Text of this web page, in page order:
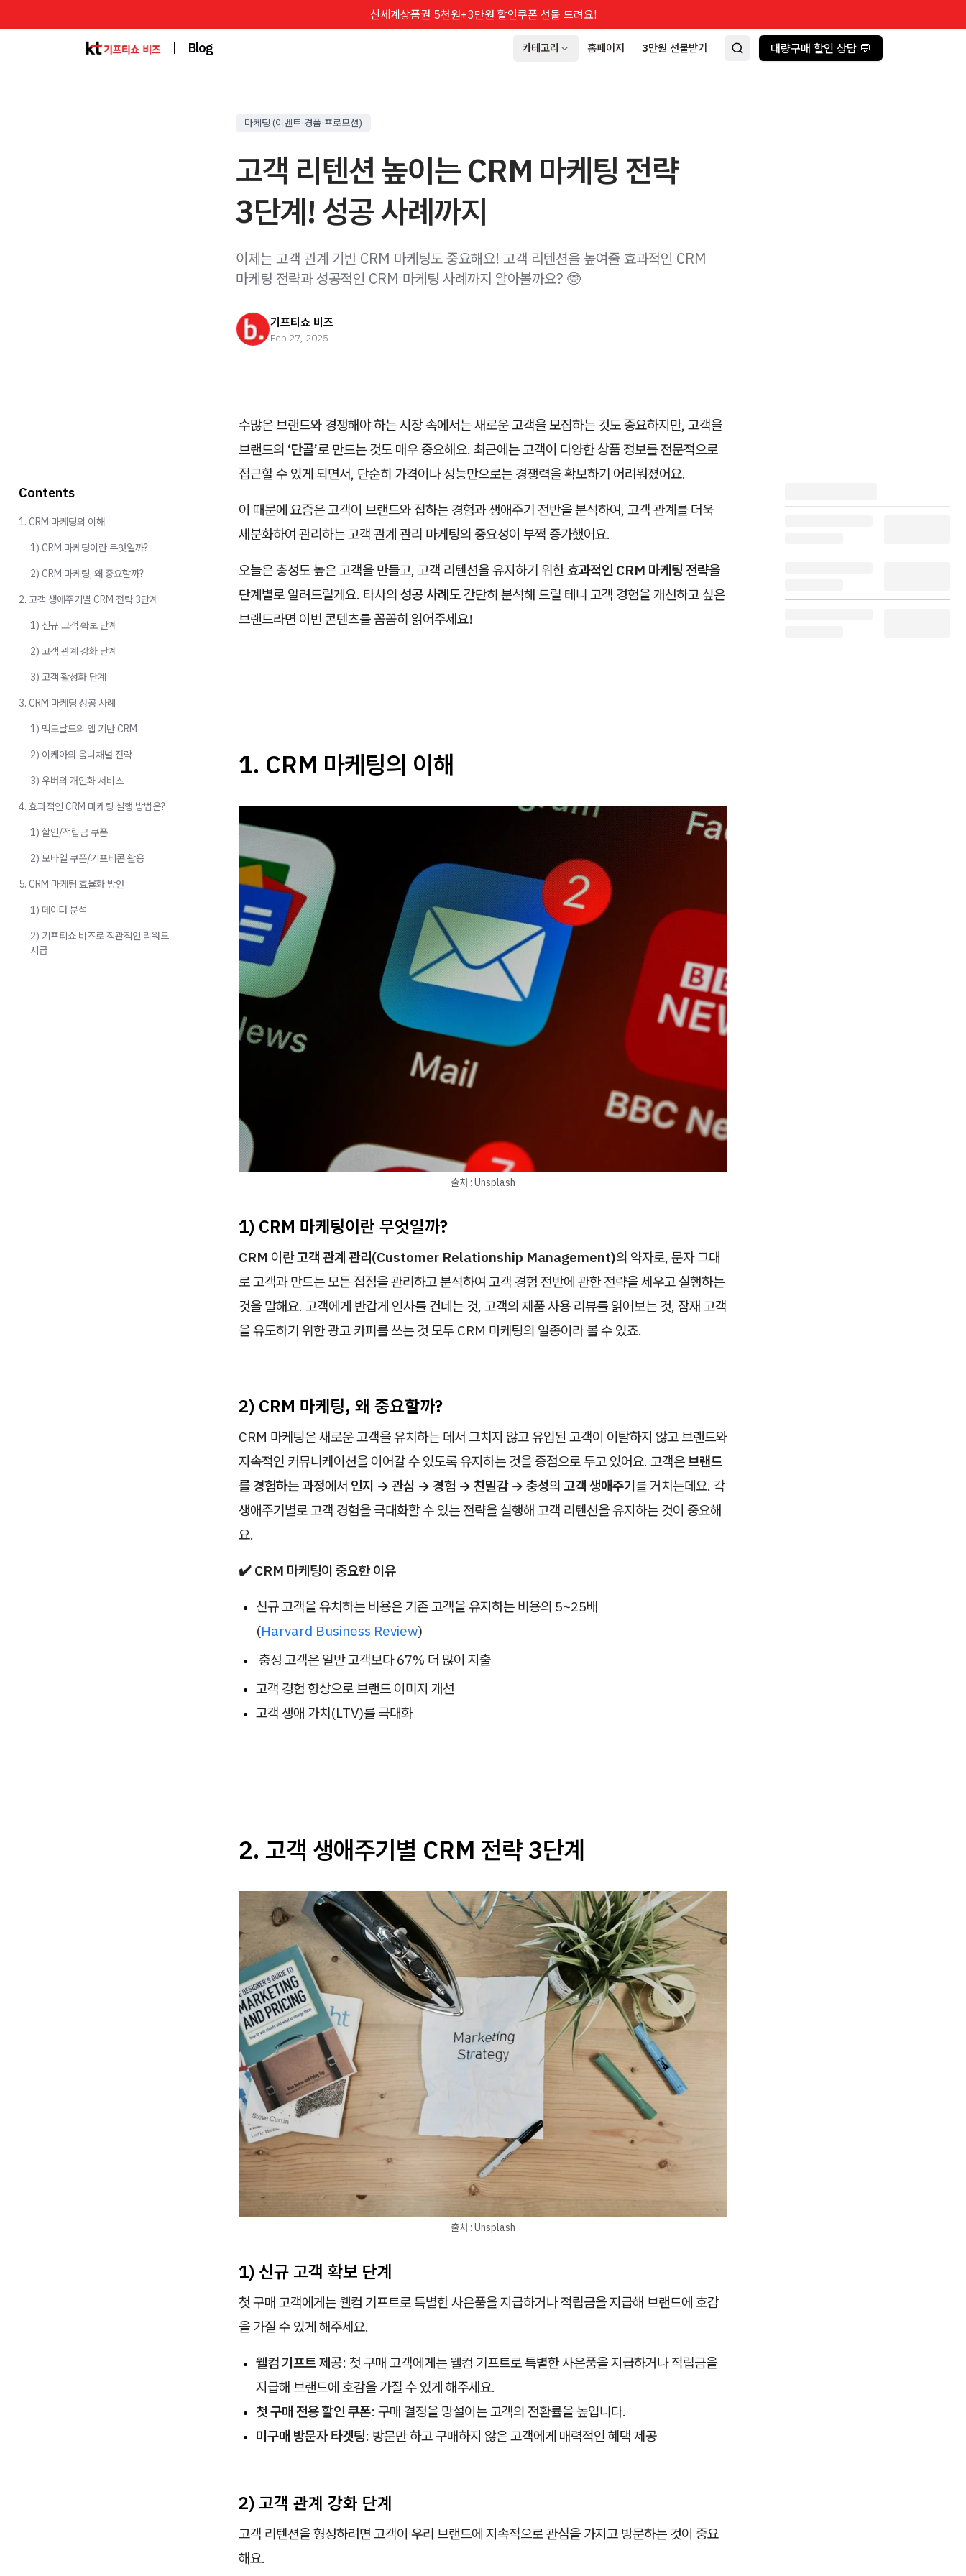
신세계상품권 5천원+3만원 할인쿠폰 선물 드려요!
| Blog 카테고리 홈페이지 3만원 선물받기 대량구매 할인 상담 💬
마케팅 (이벤트·경품·프로모션)
고객 리텐션 높이는 CRM 마케팅 전략
3단계! 성공 사례까지
이제는 고객 관계 기반 CRM 마케팅도 중요해요! 고객 리텐션을 높여줄 효과적인 CRM
마케팅 전략과 성공적인 CRM 마케팅 사례까지 알아볼까요? 🤓
기프티쇼 비즈
Feb 27, 2025
수많은 브랜드와 경쟁해야 하는 시장 속에서는 새로운 고객을 모집하는 것도 중요하지만, 고객을
브랜드의 ‘단골’로 만드는 것도 매우 중요해요. 최근에는 고객이 다양한 상품 정보를 전문적으로
접근할 수 있게 되면서, 단순히 가격이나 성능만으로는 경쟁력을 확보하기 어려워졌어요.
이 때문에 요즘은 고객이 브랜드와 접하는 경험과 생애주기 전반을 분석하여, 고객 관계를 더욱
세분화하여 관리하는 고객 관계 관리 마케팅의 중요성이 부쩍 증가했어요.
오늘은 충성도 높은 고객을 만들고, 고객 리텐션을 유지하기 위한효과적인 CRM 마케팅 전략을
단계별로 알려드릴게요. 타사의 성공 사례도 간단히 분석해 드릴 테니 고객 경험을 개선하고 싶은
브랜드라면 이번 콘텐츠를 꼼꼼히 읽어주세요!
1. CRM 마케팅의 이해
출처 : Unsplash
1) CRM 마케팅이란 무엇일까?
CRM 이란고객 관계 관리(Customer Relationship Management)의 약자로, 문자 그대
로 고객과 만드는 모든 접점을 관리하고 분석하여 고객 경험 전반에 관한 전략을 세우고 실행하는
것을 말해요. 고객에게 반갑게 인사를 건네는 것, 고객의 제품 사용 리뷰를 읽어보는 것, 잠재 고객
을 유도하기 위한 광고 카피를 쓰는 것 모두 CRM 마케팅의 일종이라 볼 수 있죠.
2) CRM 마케팅, 왜 중요할까?
CRM 마케팅은 새로운 고객을 유치하는 데서 그치지 않고 유입된 고객이 이탈하지 않고 브랜드와
지속적인 커뮤니케이션을 이어갈 수 있도록 유지하는 것을 중점으로 두고 있어요. 고객은브랜드
를 경험하는 과정에서 인지 → 관심 → 경험 → 친밀감 → 충성의 고객 생애주기 를 거치는데요. 각
생애주기별로 고객 경험을 극대화할 수 있는 전략을 실행해 고객 리텐션을 유지하는 것이 중요해
요.
✔️ CRM 마케팅이 중요한 이유
신규 고객을 유치하는 비용은 기존 고객을 유지하는 비용의 5~25배
(Harvard Business Review)
충성 고객은 일반 고객보다 67% 더 많이 지출
고객 경험 향상으로 브랜드 이미지 개선
고객 생애 가치(LTV)를 극대화
2. 고객 생애주기별 CRM 전략 3단계
출처 : Unsplash
1) 신규 고객 확보 단계
첫 구매 고객에게는 웰컴 기프트로 특별한 사은품을 지급하거나 적립금을 지급해 브랜드에 호감
을 가질 수 있게 해주세요.
웰컴 기프트 제공: 첫 구매 고객에게는 웰컴 기프트로 특별한 사은품을 지급하거나 적립금을
지급해 브랜드에 호감을 가질 수 있게 해주세요.
첫 구매 전용 할인 쿠폰: 구매 결정을 망설이는 고객의 전환률을 높입니다.
미구매 방문자 타겟팅: 방문만 하고 구매하지 않은 고객에게 매력적인 혜택 제공
2) 고객 관계 강화 단계
고객 리텐션을 형성하려면 고객이 우리 브랜드에 지속적으로 관심을 가지고 방문하는 것이 중요
해요.
Contents
1. CRM 마케팅의 이해
1) CRM 마케팅이란 무엇일까?
2) CRM 마케팅, 왜 중요할까?
2. 고객 생애주기별 CRM 전략 3단계
1) 신규 고객 확보 단계
2) 고객 관계 강화 단계
3) 고객 활성화 단계
3. CRM 마케팅 성공 사례
1) 맥도날드의 앱 기반 CRM
2) 이케아의 옴니채널 전략
3) 우버의 개인화 서비스
4. 효과적인 CRM 마케팅 실행 방법은?
1) 할인/적립금 쿠폰
2) 모바일 쿠폰/기프티콘 활용
5. CRM 마케팅 효율화 방안
1) 데이터 분석
2) 기프티쇼 비즈로 직관적인 리워드
지급